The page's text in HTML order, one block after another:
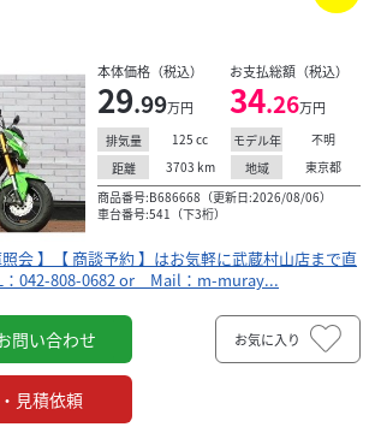
ユーメディア横浜青葉
.29万円
【Z125Pro】！ 国道２４６号沿い最大
示場！ ●国内４メーカー(ホンダ・カ
・スズキ)、ハーレーダビッ...
本体価格（税込）
29.99万円
お支払総額（税込）
34.26万円
排気量 125 cc モデル年
不明
距離
3703 km 地域
東京都
商品番号:B686668（更新日:2026/08/06）
車台番号:541（下3桁）
照会 】【 商談予約 】はお気軽に武蔵村山店まで直
042-808-0682 or Mail：m-muray...
問い合わせ
見積依頼
お気に入り